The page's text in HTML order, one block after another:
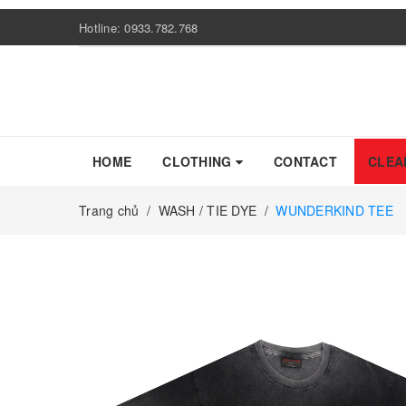
Hotline:0933.782.768
HOME CLOTHING CONTACT
Trang chủ / WASH / TIE DYE / WUNDERKIND TEE